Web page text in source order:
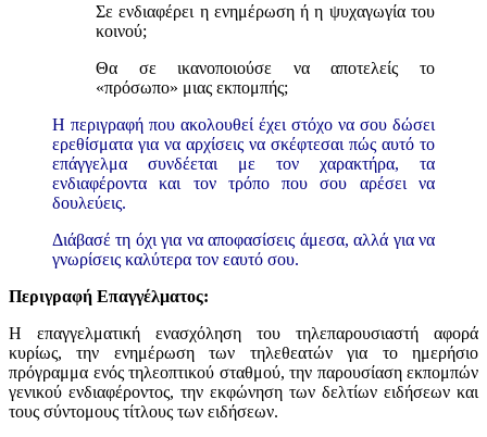
Σε ενδιαφέρει η ενημέρωση ή η ψυχαγωγία του
κοινού;
Θα σε ικανοποιούσε να αποτελείς το
«πρόσωπο» μιας εκπομπής;
Η περιγραφή που ακολουθεί έχει στόχο να σου δώσει
ερεθίσματα για να αρχίσεις να σκέφτεσαι πώς αυτό το
επάγγελμα συνδέεται με τον χαρακτήρα, τα
ενδιαφέροντα και τον τρόπο που σου αρέσει να
δουλεύεις.
Διάβασέ τη όχι για να αποφασίσεις άμεσα, αλλά για να
γνωρίσεις καλύτερα τον εαυτό σου.
Περιγραφή Επαγγέλματος:
Η επαγγελματική ενασχόληση του τηλεπαρουσιαστή αφορά
κυρίως, την ενημέρωση των τηλεθεατών για το ημερήσιο
πρόγραμμα ενός τηλεοπτικού σταθμού, την παρουσίαση εκπομπών
γενικού ενδιαφέροντος, την εκφώνηση των δελτίων ειδήσεων και
τους σύντομους τίτλους των ειδήσεων.